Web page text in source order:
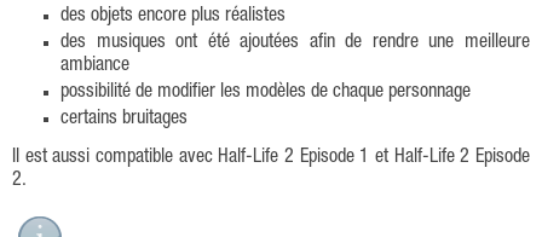
des objets encore plus réalistes
des musiques ont été ajoutées afin de rendre une meilleure
ambiance
possibilité de modifier les modèles de chaque personnage
certains bruitages
Il est aussi compatible avec Half-Life 2 Episode 1 et Half-Life 2 Episode
2.